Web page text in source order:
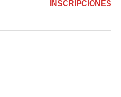
INSCRIPCIONES